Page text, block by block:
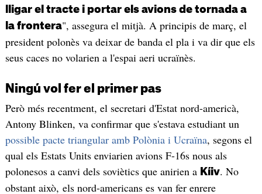
lligar el tracte i portar els avions de tornada a
la frontera", assegura el mitjà. A principis de març, el
president polonès va deixar de banda el pla i va dir que els
seus caces no volarien a l'espai aeri ucraïnès.
Ningú vol fer el primer pas
Però més recentment, el secretari d'Estat nord-americà,
Antony Blinken, va confirmar que s'estava estudiant un
possible pacte triangular amb Polònia i Ucraïna, segons el
qual els Estats Units enviarien avions F-16s nous als
polonesos a canvi dels soviètics que anirien a Kíiv. No
obstant això, els nord-americans es van fer enrere